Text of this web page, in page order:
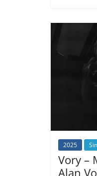
2025
Vory –
Alan